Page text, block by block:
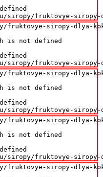
siropy/fruktovye-
siropy-dlya-
is not defined
siropy/fruktovye-
siropy-dlya-
is not defined
siropy/fruktovye-
siropy-dlya-
is not defined
siropy/fruktovye-
siropy-dlya-